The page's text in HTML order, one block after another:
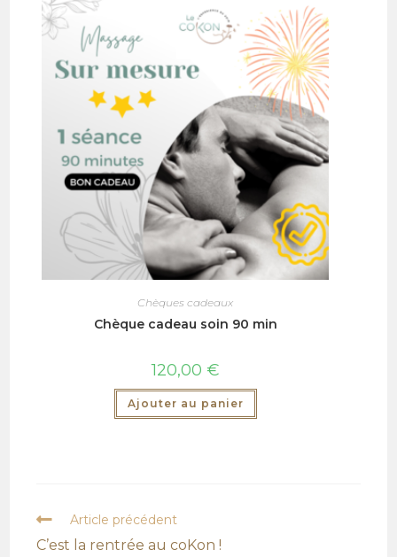
Chèques cadeaux
Chèque cadeau soin 90 min
120,00 €
Ajouter au panier
Article précédent
C’est la rentrée au coKon !